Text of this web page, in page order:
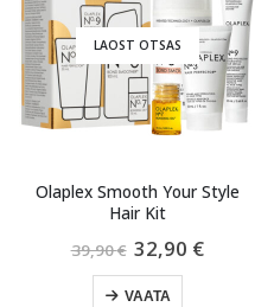
Style
Praegune
Olaplex N° 6 Bond
37,50€ Algne
27,70
LISA KORVI